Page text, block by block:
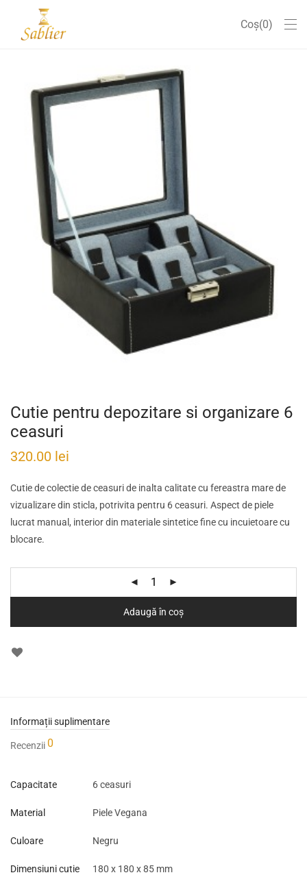
Coș 0
Cutie pentru depozitare si organizare 6
ceasuri
320.00 lei
Cutie de colectie de ceasuri de inalta calitate cu fereastra mare de
vizualizare din sticla, potrivita pentru 6 ceasuri. Aspect de piele
lucrat manual, interior din materiale sintetice fine cu incuietoare cu
blocare.
Adaugă în coș
Informații suplimentare
Recenzii 0
Capacitate 6 ceasuri
Material Piele Vegana
Culoare Negru
Dimensiuni cutie 180 x 180 x 85 mm